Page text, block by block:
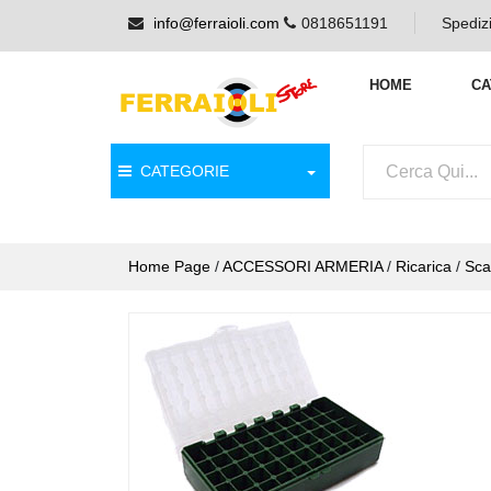
info@ferraioli.com 0818651191
HOME
CATEGORIE
Home Page /ACCESSORI ARMERIA/ Ricarica /